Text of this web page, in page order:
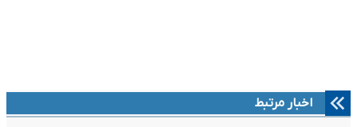
اخبار مرتبط